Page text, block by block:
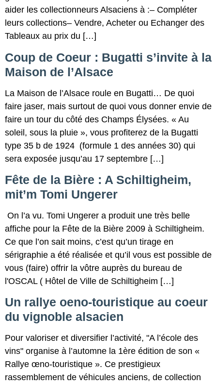
aider les collectionneurs Alsaciens à :– Compléter
leurs collections– Vendre, Acheter ou Echanger des
Tableaux au prix du […]
Coup de Coeur : Bugatti s’invite à la
Maison de l’Alsace
La Maison de l’Alsace roule en Bugatti… De quoi
faire jaser, mais surtout de quoi vous donner envie de
faire un tour du côté des Champs Élysées. « Au
soleil, sous la pluie », vous profiterez de la Bugatti
type 35 b de 1924 (formule 1 des années 30) qui
sera exposée jusqu’au 17 septembre […]
Fête de la Bière : A Schiltigheim,
mit’m Tomi Ungerer
On l’a vu. Tomi Ungerer a produit une très belle
affiche pour la Fête de la Bière 2009 à Schiltigheim.
Ce que l’on sait moins, c’est qu’un tirage en
sérigraphie a été réalisée et qu’il vous est possible de
vous (faire) offrir la vôtre auprès du bureau de
l'OSCAL ( Hôtel de Ville de Schiltigheim […]
Un rallye oeno-touristique au coeur
du vignoble alsacien
Pour valoriser et diversifier l’activité, "A l’école des
vins" organise à l’automne la 1ère édition de son «
Rallye œno-touristique ». Ce prestigieux
rassemblement de véhicules anciens, de collection